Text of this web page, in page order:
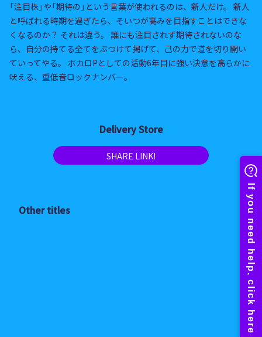
「注目株」や「期待の」という言葉が使われるのは、新人だけ。 新人
と呼ばれる時期を過ぎたら、そいつが高みを目指すことはできな
くなるのか？ それは違う。 誰にも注目されず期待されないのな
ら、自分の持てる全てをぶつけて掲げて、己の力で道を切り開い
ていってやる。 ボカロPとしての活動6年目に強い決意を高らかに
吠える、重低音ロックナンバー。
Delivery Store
SHARE LINK!
Other titles